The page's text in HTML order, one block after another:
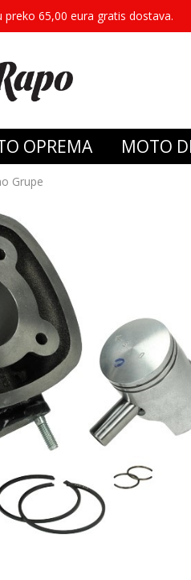
preko 65,00 eura gratis dostava.
OPREMA MOTO
Grupe